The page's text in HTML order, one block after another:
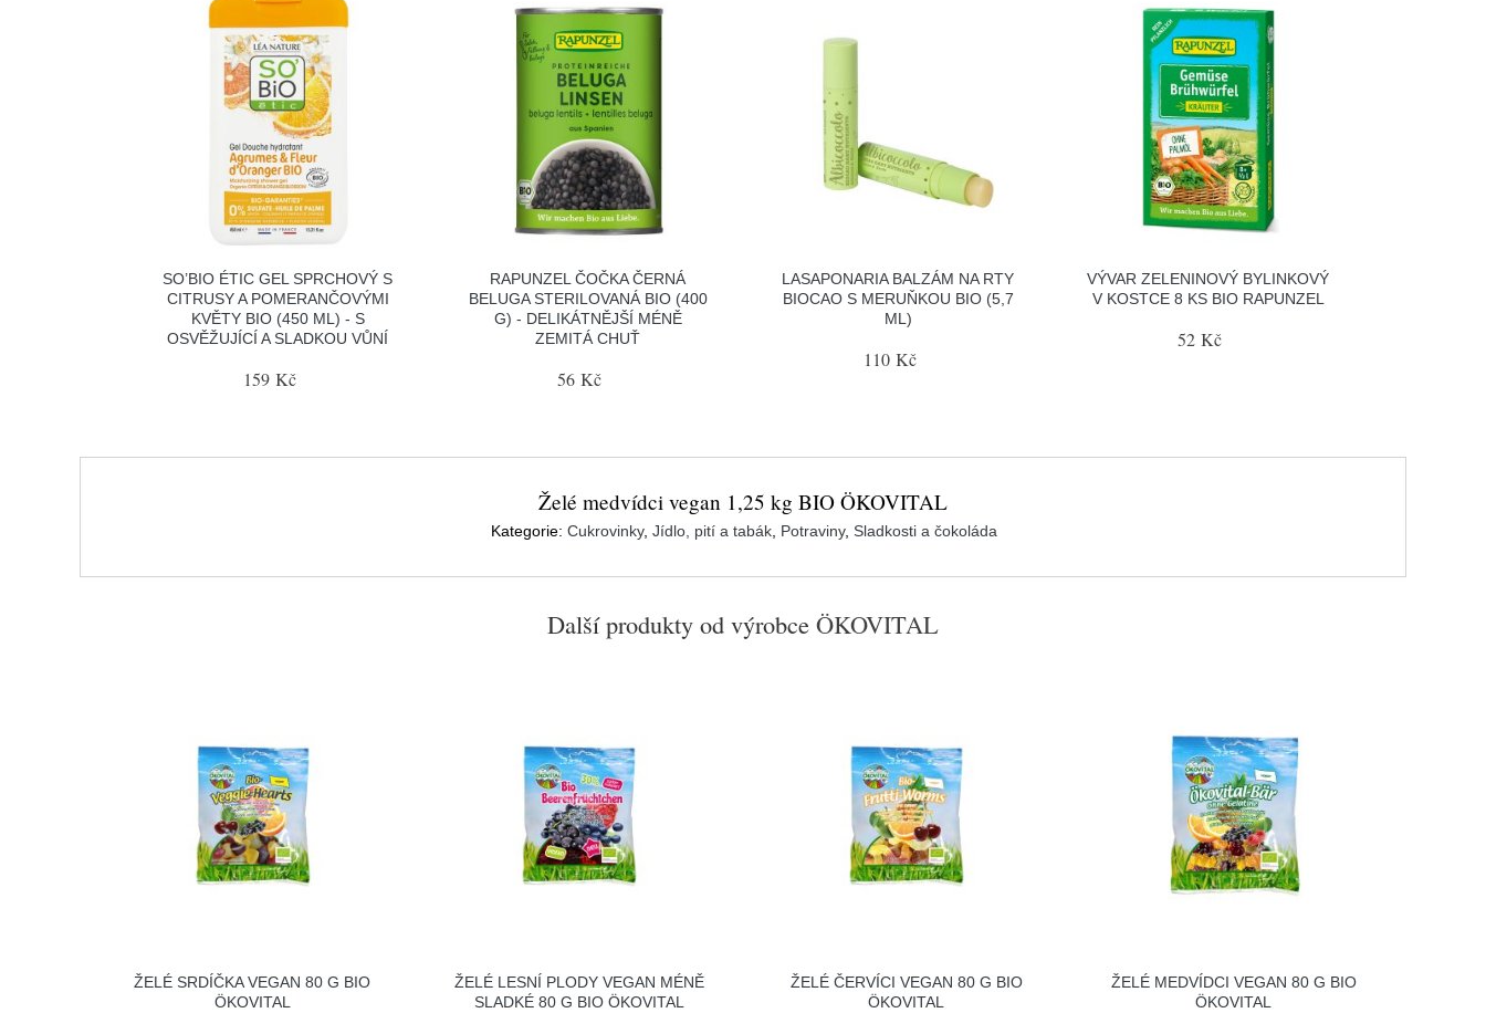
SO’BIO ÉTIC GEL SPRCHOVÝ S
CITRUSY A POMERANČOVÝMI
KVĚTY BIO (450 ML) - S
OSVĚŽUJÍCÍ A SLADKOU VŮNÍ
159 Kč
RAPUNZEL ČOČKA ČERNÁ
BELUGA STERILOVANÁ BIO (400
G) - DELIKÁTNĚJŠÍ MÉNĚ
ZEMITÁ CHUŤ
56 Kč
LASAPONARIA BALZÁM NA RTY
BIOCAO S MERUŇKOU BIO (5,7
ML)
110 Kč
VÝVAR ZELENINOVÝ BYLINKOVÝ
V KOSTCE 8 KS BIO RAPUNZEL
52 Kč
Želé medvídci vegan 1,25 kg BIO ÖKOVITAL
Kategorie: Cukrovinky, Jídlo, pití a tabák Potraviny, Sladkosti a čokoláda
Další produkty od výrobce ÖKOVITAL
ŽELÉ SRDÍČKA VEGAN 80 G BIO
ÖKOVITAL
ŽELÉ LESNÍ PLODY VEGAN MÉNĚ
SLADKÉ 80 G BIO ÖKOVITAL
ŽELÉ ČERVÍCI VEGAN 80 G BIO
ÖKOVITAL
ŽELÉ MEDVÍDCI VEGAN 80 G BIO
ÖKOVITAL